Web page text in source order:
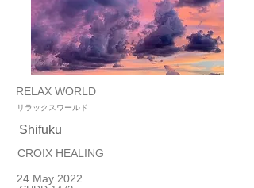
RELAX WORLD
リラックスワールド
Shifuku
CROIX HEALING
24 May 2022